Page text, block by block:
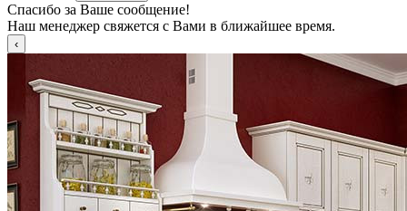
Спасибо за Ваше сообщение!
Наш менеджер свяжется с Вами в ближайшее время.